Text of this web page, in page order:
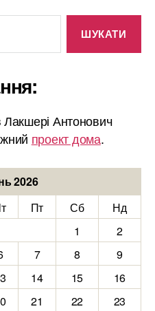
Лакшері Антонович
проект дома.
2026
Пт Сб
Нд
1
2
7 8
9
14 15
16
21 22 23